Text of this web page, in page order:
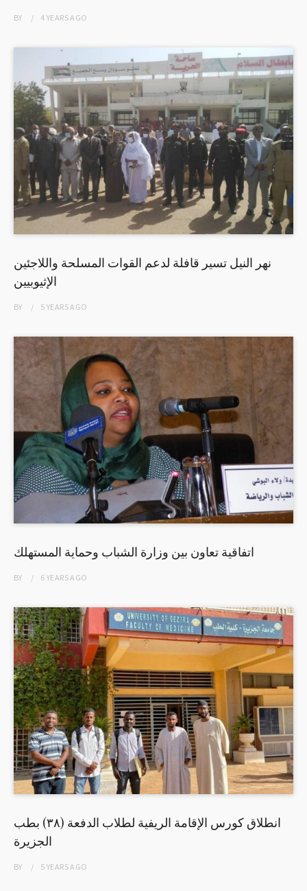
BY 4 YEARSAGO
نهر النيل تسير قافلة لدعم القوات المسلحة واللاجئين
الإثيوبيين
BY 5 YEARSAGO
اتفاقية تعاون بين وزارة الشباب وحماية المستهلك
BY 6 YEARSAGO
انطلاق كورس الإقامة الريفية لطلاب الدفعة (٣٨) بطب
الجزيرة
BY 5 YEARSAGO